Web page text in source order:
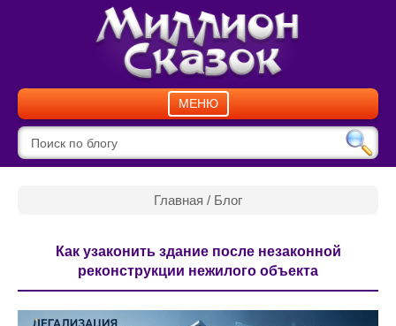
МЕНЮ
Главная / Блог
Как узаконить здание после незаконной
реконструкции нежилого объекта